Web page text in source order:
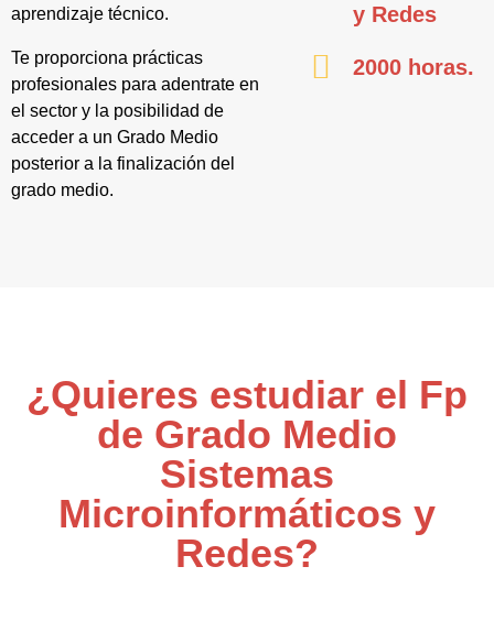
aprendizaje técnico.
Te proporciona prácticas
profesionales para adentrate en
el sector y la posibilidad de
acceder a un Grado Medio
posterior a la finalización del
grado medio.
y Redes
2000 horas.
¿Quieres estudiar el Fp
de Grado Medio
Sistemas
Microinformáticos y
Redes?